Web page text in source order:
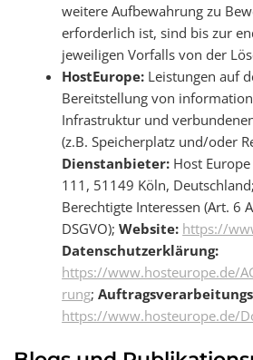
weitere Aufbewahrung zu
erforderlich ist, sind bis zur
jeweiligen Vorfalls von der
HostEurope: Leistungen auf
Bereitstellung von
Infrastruktur und
(z.B. Speicherplatz und/oder
Dienstanbieter: Host
111, 51149 Köln, Deutschland;
Berechtigte Interessen (Art. 6
DSGVO);Website: https://
Datenschutzerklärung:
https://www.hosteurope.de/
rung;
https://www.hosteurope.de/